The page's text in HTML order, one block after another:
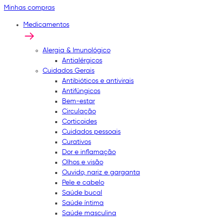
Minhas compras
Medicamentos
Alergia & Imunológico
Antialérgicos
Cuidados Gerais
Antibióticos e antivirais
Antifúngicos
Bem-estar
Circulação
Corticoides
Cuidados pessoais
Curativos
Dor e inflamação
Olhos e visão
Ouvido, nariz e garganta
Pele e cabelo
Saúde bucal
Saúde íntima
Saúde masculina